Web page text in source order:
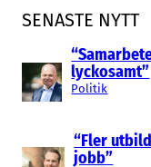
SENASTE NYTT
lyckosamt”
Politik
“Fler
jobb”